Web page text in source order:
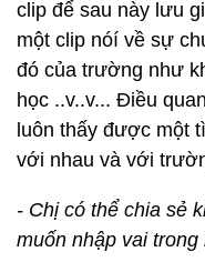
clip để sau này lưu
một clip nóí về sự
đó của trường như
học ..v..v... Điều
luôn thấy được một
với nhau và với
- Chị có thể chia sẻ
muốn nhập vai